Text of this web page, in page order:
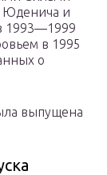
Юденича и
1993—1999
в 1995
о
выпущена